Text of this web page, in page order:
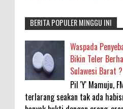
BERITA POPULER MINGGU INI
Waspada
Bikin Teler
Sulawesi Barat ?
Pil 'Y' Mamuju,
terlarang seakan tak ada